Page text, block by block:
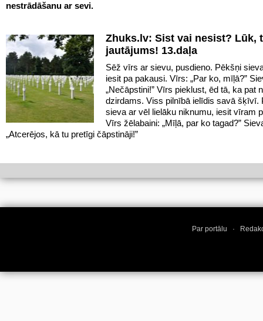
nestrādāšanu ar sevi.
Zhuks.lv: Sist vai nesist? Lūk,
jautājums! 13.daļa
Sēž vīrs ar sievu, pusdieno. Pēkšņi
iesit pa pakausi. Vīrs: „Par ko, mīļā?”
„Nečāpstini!” Vīrs pieklust, ēd tā, ka pat
dzirdams. Viss pilnībā ielīdis savā šķīvī.
sieva ar vēl lielāku niknumu, iesit vīram
Vīrs žēlabaini: „Mīļā, par ko tagad?”
„Atcerējos, kā tu pretīgi čāpstināji!”
Par portālu ·